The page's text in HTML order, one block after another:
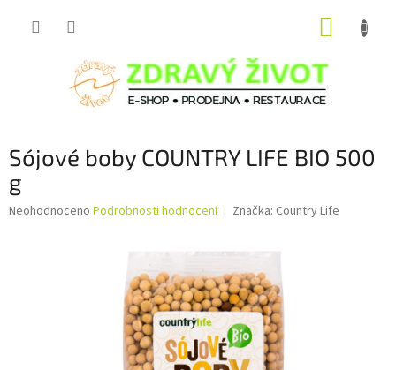
Sójové boby COUNTRY LIFE BIO 500
g
Průměrné
Neohodnoceno Podrobnosti hodnocení Značka: Country Life